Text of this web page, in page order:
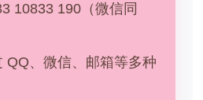
10833 190（微信同
、微信、邮箱等多种